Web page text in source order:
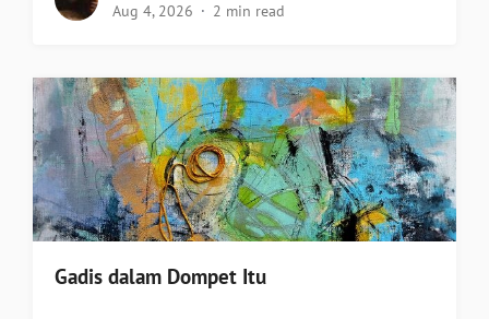
Aug 4, 2026
2 min read
Gadis dalam Dompet Itu